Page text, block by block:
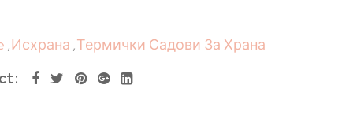
,Исхрана ,Термички Садови За Храна